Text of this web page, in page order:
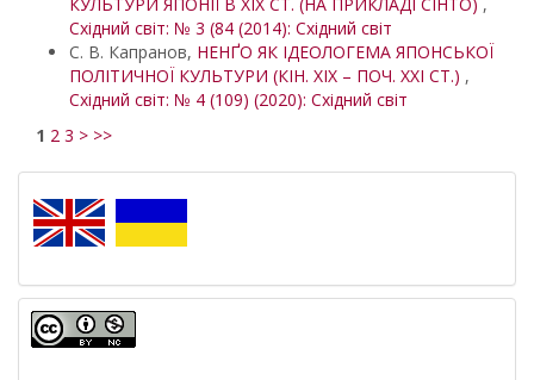
Східний світ: № 3 (84 (2014): Східний світ
С. В. Капранов, НЕНҐО ЯК ІДЕОЛОГЕМА ЯПОНСЬКОЇ
ПОЛІТИЧНОЇ КУЛЬТУРИ (КІН. ХІХ – ПОЧ. ХХІ СТ.) ,
Східний світ: № 4 (109) (2020): Східний світ
1 2 3 > >>